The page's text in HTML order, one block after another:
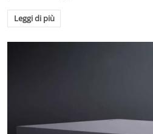
Leggi di più